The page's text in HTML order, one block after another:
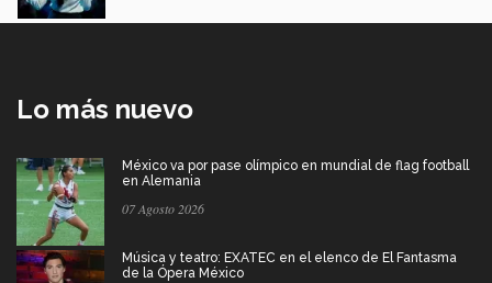
Lo más nuevo
México va por pase olímpico en mundial de flag football
en Alemania
07 Agosto 2026
Música y teatro: EXATEC en el elenco de El Fantasma
de la Ópera México